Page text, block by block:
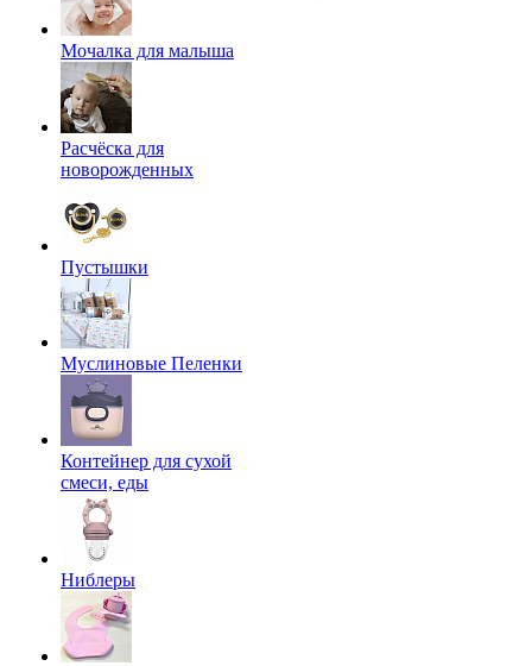
Мочалка для малыша
Расчёска для
новорожденных
Пустышки
Муслиновые Пеленки
Контейнер для сухой
смеси, еды
Ниблеры